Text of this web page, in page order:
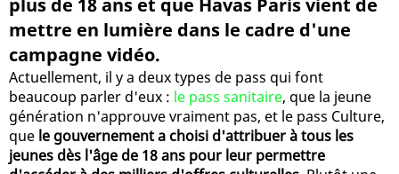
mettre en lumière dans le cadre d'une
campagne vidéo.
Actuellement, il y a deux types de pass qui font
beaucoup parler d'eux : le pass sanitaire, que la jeune
génération n'approuve vraiment pas, et le pass Culture,
que le gouvernement a choisi d'attribuer à tous les
jeunes dès l'âge de 18 ans pour leur permettre